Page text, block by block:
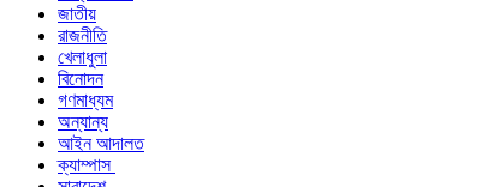
জাতীয়
রাজনীতি
খেলাধুলা
বিনোদন
গণমাধ্যম
অন্যান্য
আইন আদালত
ক্যাম্পাস